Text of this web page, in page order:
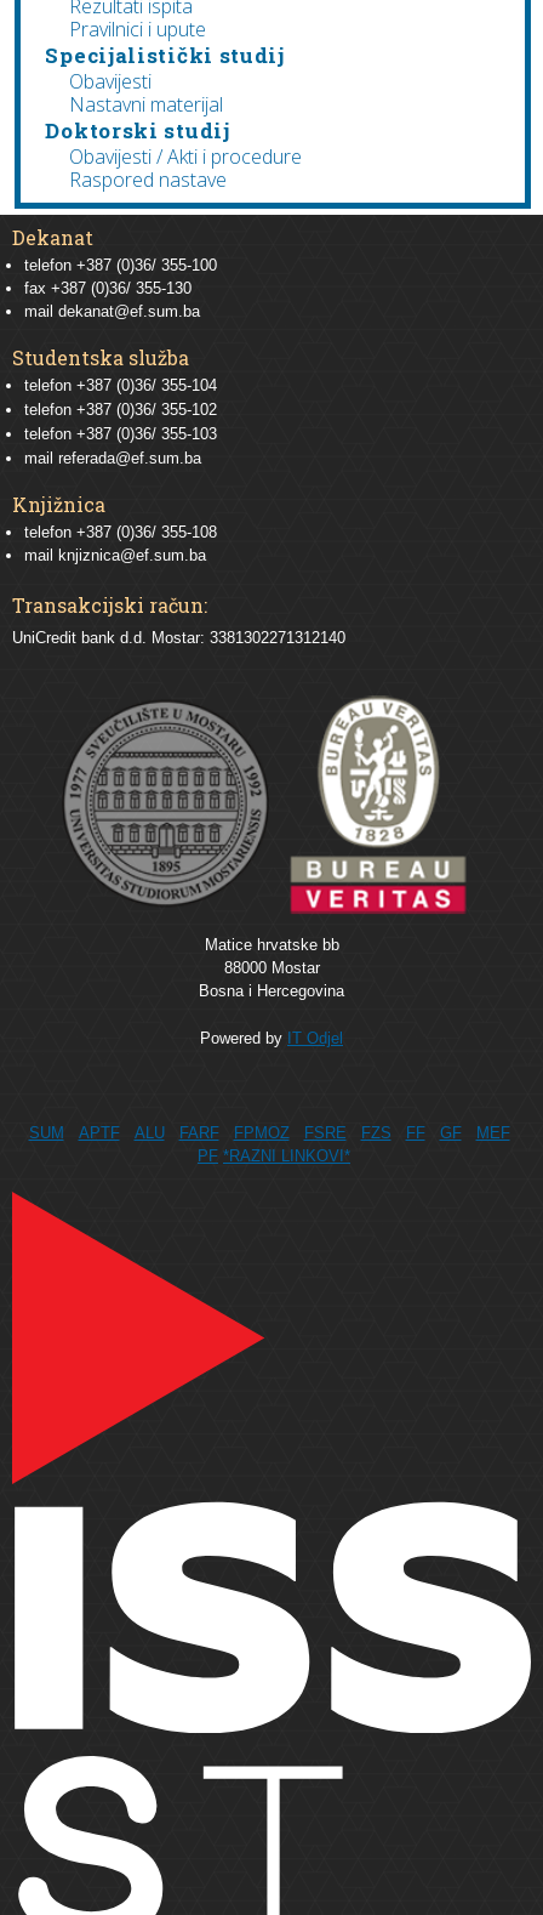
Rezultati ispita
Pravilnici i upute
Specijalistički studij
Obavijesti
Nastavni materijal
Doktorski studij
Obavijesti / Akti i procedure
Raspored nastave
Dekanat
telefon +387 (0)36/ 355-100
fax +387 (0)36/ 355-130
mail dekanat@ef.sum.ba
Studentska služba
telefon +387 (0)36/ 355-104
telefon +387 (0)36/ 355-102
telefon +387 (0)36/ 355-103
mail referada@ef.sum.ba
Knjižnica
telefon +387 (0)36/ 355-108
mail
knjiznica@ef.sum.ba
Transakcijski račun:
UniCredit bank d.d. Mostar: 3381302271312140
Matice hrvatske bb
88000 Mostar
Bosna i Hercegovina
Powered by IT Odjel
SUM APTF ALU FARF FPMOZ FSRE FZS FF GF
MEF
PF *RAZNI LINKOVI*